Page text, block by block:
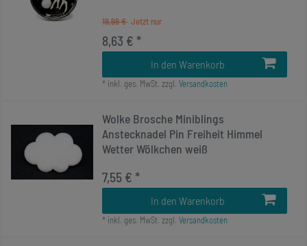
19,99 €
8,63 € *
In den Warenkorb
* inkl. ges. MwSt. zzgl. Versandkosten
Wolke Brosche Miniblings
Anstecknadel Pin Freiheit Himmel
Wetter Wölkchen weiß
7,55 € *
In den Warenkorb
* inkl. ges. MwSt. zzgl. Versandkosten